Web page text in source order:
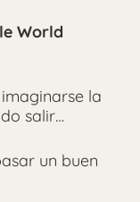
World
la
salir…
un buen